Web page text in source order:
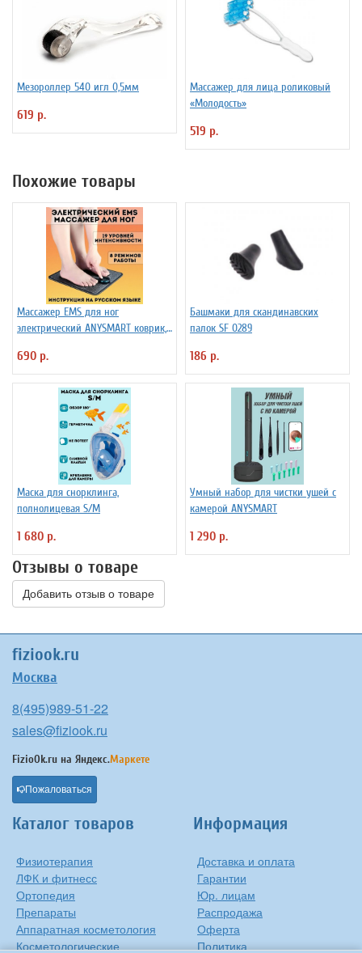
Мезороллер 540 игл 0,5мм
619 р.
Массажер для лица роликовый
«Молодость»
519 р.
Похожие товары
Массажер EMS для ног
электрический ANYSMART коврик,
690 р.
Башмаки для скандинавских
палок SF 0289
186 р.
Маска для снорклинга,
полнолицевая S/M
1 680 р.
Умный набор для чистки ушей с
камерой ANYSMART
1 290 р.
Отзывы о товаре
Добавить отзыв о товаре
fiziook.ru
Москва
8(495)989-51-22
sales@fiziook.ru
FizioOk.ru на Яндекс.Маркете
Пожаловаться
Каталог товаров
Физиотерапия
ЛФК и фитнесс
Ортопедия
Препараты
Аппаратная косметология
Косметологические
Информация
Доставка и оплата
Гарантии
Юр. лицам
Распродажа
Оферта
Политика